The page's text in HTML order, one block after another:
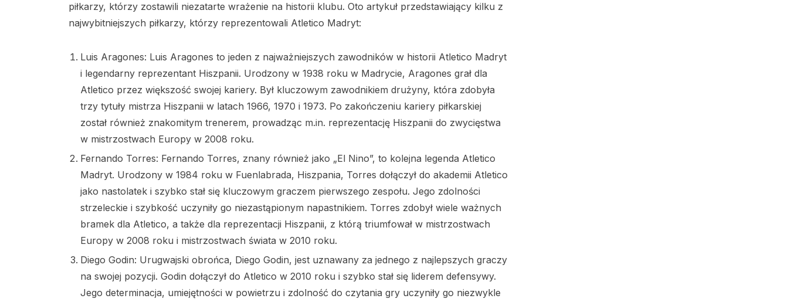
piłkarzy, którzy zostawili niezatarte wrażenie na historii klubu. Oto artykuł przedstawiający kilku z
najwybitniejszych piłkarzy, którzy reprezentowali Atletico Madryt:
Luis Aragones: Luis Aragones to jeden z najważniejszych zawodników w historii Atletico Madryt
i legendarny reprezentant Hiszpanii. Urodzony w 1938 roku w Madrycie, Aragones grał dla
Atletico przez większość swojej kariery. Był kluczowym zawodnikiem drużyny, która zdobyła
trzy tytuły mistrza Hiszpanii w latach 1966, 1970 i 1973. Po zakończeniu kariery piłkarskiej
został również znakomitym trenerem, prowadząc m.in. reprezentację Hiszpanii do zwycięstwa
w mistrzostwach Europy w 2008 roku.
Fernando Torres: Fernando Torres, znany również jako „El Nino”, to kolejna legenda Atletico
Madryt. Urodzony w 1984 roku w Fuenlabrada, Hiszpania, Torres dołączył do akademii Atletico
jako nastolatek i szybko stał się kluczowym graczem pierwszego zespołu. Jego zdolności
strzeleckie i szybkość uczyniły go niezastąpionym napastnikiem. Torres zdobył wiele ważnych
bramek dla Atletico, a także dla reprezentacji Hiszpanii, z którą triumfował w mistrzostwach
Europy w 2008 roku i mistrzostwach świata w 2010 roku.
Diego Godin: Urugwajski obrońca, Diego Godin, jest uznawany za jednego z najlepszych graczy
na swojej pozycji. Godin dołączył do Atletico w 2010 roku i szybko stał się liderem defensywy.
Jego determinacja, umiejętności w powietrzu i zdolność do czytania gry uczyniły go niezwykle